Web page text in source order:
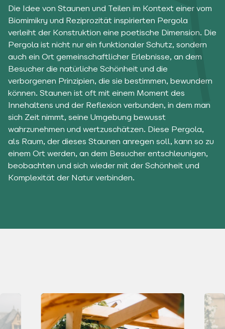
Die Idee von Staunen und Teilen im Kontext einer vom
Biomimikry und Reziprozität inspirierten Pergola
verleiht der Konstruktion eine poetische Dimension. Die
Pergola ist nicht nur ein funktionaler Schutz, sondern
auch ein Ort gemeinschaftlicher Erlebnisse, an dem
Besucher die natürliche Schönheit und die
verborgenen Prinzipien, die sie bestimmen, bewundern
können. Staunen ist oft mit einem Moment des
Innehaltens und der Reflexion verbunden, in dem man
sich Zeit nimmt, seine Umgebung bewusst
wahrzunehmen und wertzuschätzen. Diese Pergola,
als Raum, der dieses Staunen anregen soll, kann so zu
einem Ort werden, an dem Besucher entschleunigen,
beobachten und sich wieder mit der Schönheit und
Komplexität der Natur verbinden.